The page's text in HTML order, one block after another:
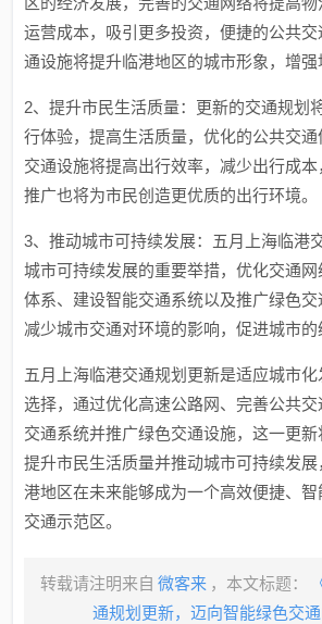
运营成本，吸引更多投资，便捷的公共
通设施将提升临港地区的城市形象，增强
2、提升市民生活质量：更新的交通规划
行体验，提高生活质量，优化的公共交
交通设施将提高出行效率，减少出行成
推广也将为市民创造更优质的出行环境。
3、推动城市可持续发展：五月上海临港
城市可持续发展的重要举措，优化交通
体系、建设智能交通系统以及推广绿色
减少城市交通对环境的影响，促进城市的
五月上海临港交通规划更新是适应城市
选择，通过优化高速公路网、完善公共
交通系统并推广绿色交通设施，这一更新
提升市民生活质量并推动城市可持续发
港地区在未来能够成为一个高效便捷、
交通示范区。
转载请注明来自 微客来 ，本文标题：
通规划更新，迈向智能绿色交通